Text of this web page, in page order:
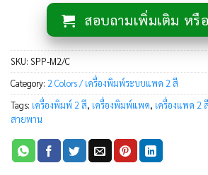
สอบถามเพิ่มเติม หรื
SKU: SPP-M2/C
Category: 2 Colors / เครื่องพิมพ์ระบบแพด 2 สี
Tags: เครื่องพิมพ์ 2 สี, เครื่องพิมพ์แพด, เครื่องแพด 2 สี
สายพาน